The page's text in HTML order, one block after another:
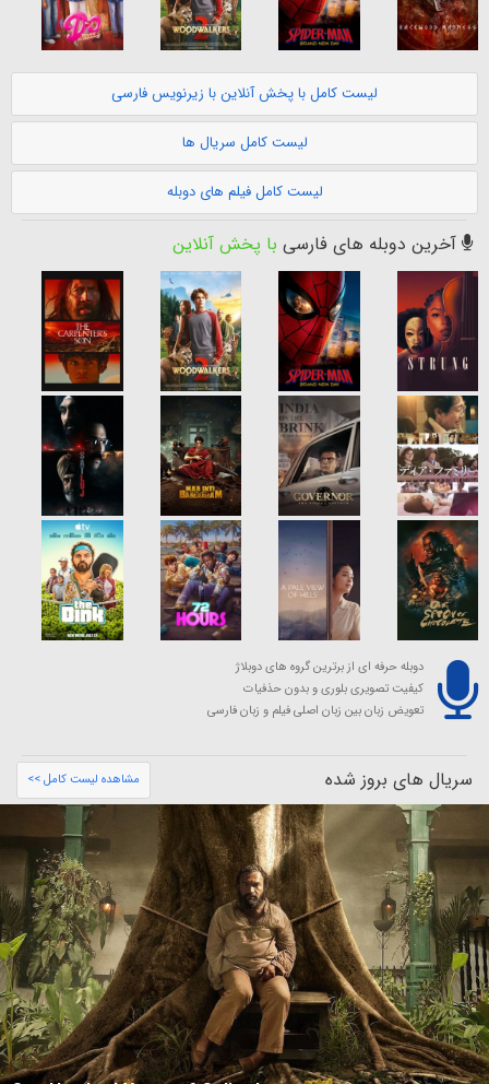
لیست کامل با پخش آنلاین با زیرنویس فارسی
لیست کامل سریال ها
لیست کامل فیلم های دوبله
آخرین دوبله های فارسی با پخش آنلاین
دوبله حرفه ای از برترین گروه های دوبلاژ
کیفیت تصویری بلوری و بدون حذفیات
تعویض زبان بین زبان اصلی فیلم و زبان فارسی
سریال های بروز شده مشاهده لیست کامل >>